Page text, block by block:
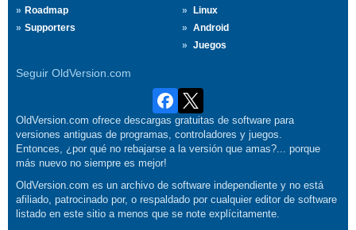
Roadmap
Supporters
Linux
Android
Juegos
Seguir OldVersion.com
OldVersion.com ofrece descargas gratuitas de software para
versiones antiguas de programas, controladores y juegos.
Entonces, ¿por qué no rebajarse a la versión que amas?... porque
más nuevo no siempre es mejor!
OldVersion.com es un archivo de software independiente y no está
afiliado, patrocinado por, o respaldado por cualquier editor de software
listado en este sitio a menos que se note explícitamente.